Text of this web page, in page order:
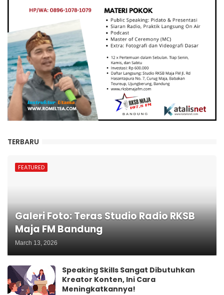
TERBARU
FEATURED
Galeri Foto: Teras Studio Radio RKSB
Maja FM Bandung
March 13, 2026
Speaking Skills Sangat Dibutuhkan
Kreator Konten, Ini Cara
Meningkatkannya!